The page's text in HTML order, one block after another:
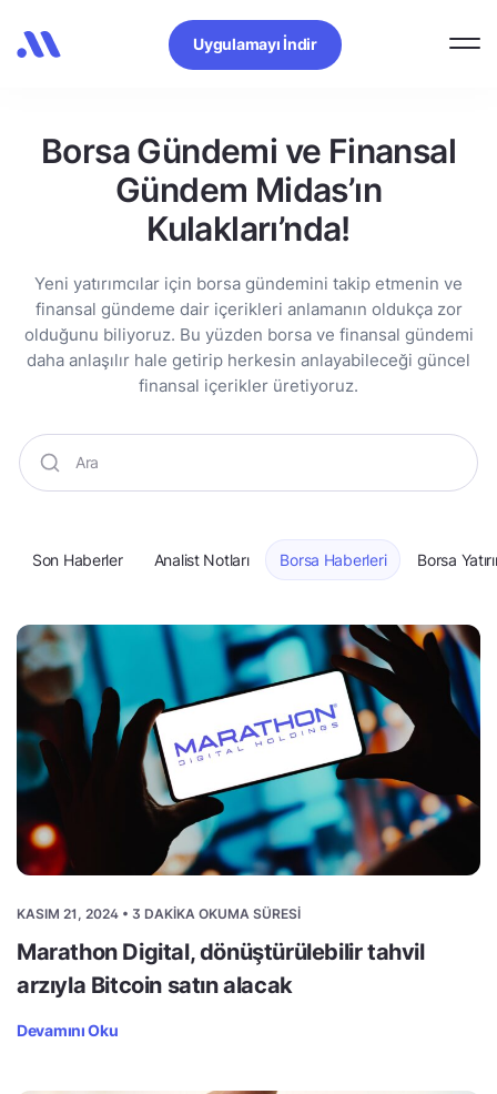
Uygulamayı İndir
Borsa Gündemi ve Finansal
Gündem Midas’ın
Kulakları’nda!
Yeni yatırımcılar için borsa gündemini takip etmenin ve
finansal gündeme dair içerikleri anlamanın oldukça zor
olduğunu biliyoruz. Bu yüzden borsa ve finansal gündemi
daha anlaşılır hale getirip herkesin anlayabileceği güncel
finansal içerikler üretiyoruz.
Son Haberler Analist Notları Borsa Haberleri Borsa
KASIM 21, 2024 • 3 DAKIKA OKUMA SÜRESI
Marathon Digital, dönüştürülebilir tahvil
arzıyla Bitcoin satın alacak
Devamını Oku